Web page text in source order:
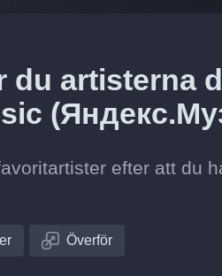
du artisterna
efter att du
Överför